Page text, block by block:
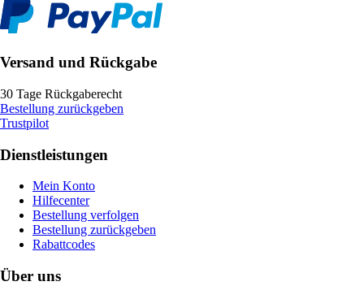
Versand und Rückgabe
30 Tage Rückgaberecht
Bestellung zurückgeben
Trustpilot
Dienstleistungen
Mein Konto
Hilfecenter
Bestellung verfolgen
Bestellung zurückgeben
Rabattcodes
Über uns